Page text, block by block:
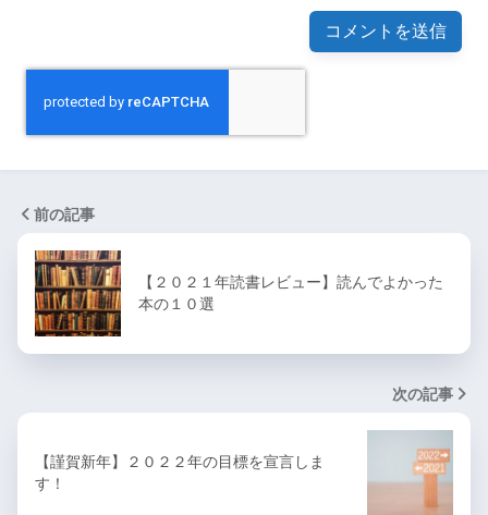
前の記事
【２０２１年読書レビュー】読んでよかった
本の１０選
次の記事
【謹賀新年】２０２２年の目標を宣言しま
す！